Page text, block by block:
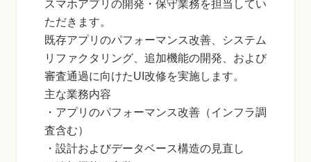
スマホアプリの開発・保守業務を担当してい
ただきます。
既存アプリのパフォーマンス改善、システム
リファクタリング、追加機能の開発、および
審査通過に向けたUI改修を実施します。
主な業務内容
・アプリのパフォーマンス改善（インフラ調
査含む）
・設計およびデータベース構造の見直し